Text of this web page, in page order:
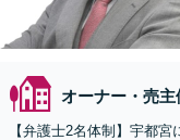
オーナー・売
【弁護士2名体制】宇都